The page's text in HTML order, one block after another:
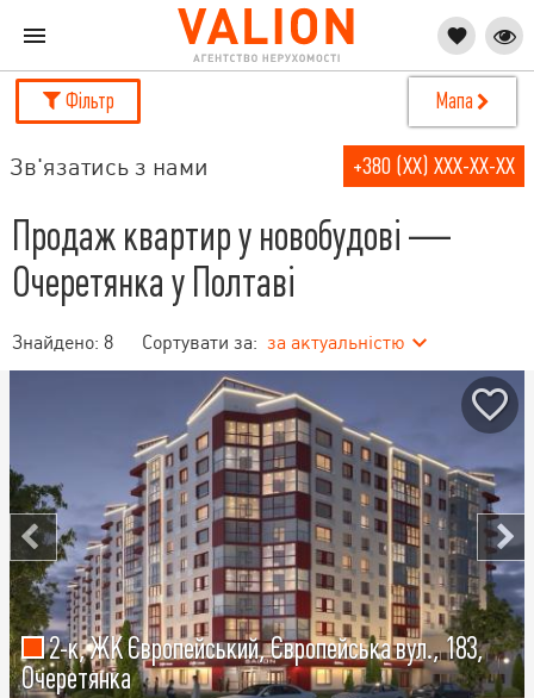
Фільтр Мапа
Зв'язатись з нами +380 (XX) XXX-XX-XX
Продаж квартир у новобудові —
Очеретянка у Полтаві
Знайдено: 8 Сортувати за: за актуальністю
2-к, ЖК Європейський, Європейська вул., 183,
Очеретянка